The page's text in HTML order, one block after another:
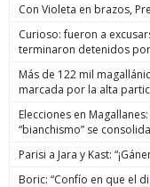
Con Violeta en brazos,
Curioso: fueron a
terminaron detenidos
Más de 122 mil
marcada por la alta
Elecciones en
“bianchismo” se
Parisi a Jara y Kast:
Boric: “Confío en que el